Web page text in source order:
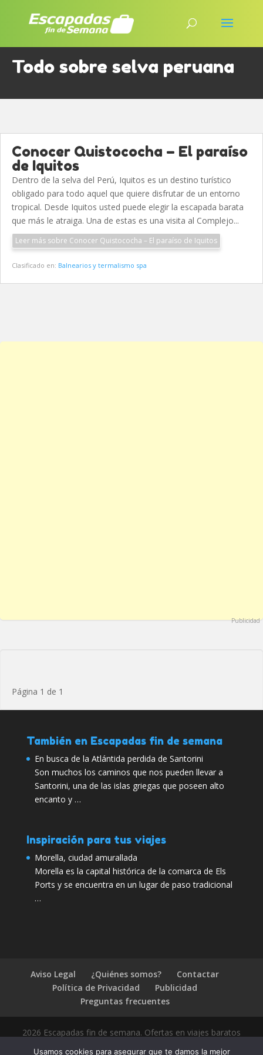
Todo sobre selva peruana
Conocer Quistococha – El paraíso
de Iquitos
Dentro de la selva del Perú, Iquitos es un destino turístico
obligado para todo aquel que quiere disfrutar de un entorno
tropical. Desde Iquitos usted puede elegir la escapada barata
que más le atraiga. Una de estas es una visita al Complejo...
Leer más sobre Conocer Quistococha – El paraíso de Iquitos
Clasificado en: Balnearios y termalismo spa
Publicidad
Página 1 de 1
También en Escapadas fin de semana
En busca de la Atlántida perdida de Santorini
Son muchos los caminos que nos pueden llevar a
Santorini, una de las islas griegas que poseen alto
encanto y …
Inspiración para tus viajes
Morella, ciudad amurallada
Morella es la capital histórica de la comarca de Els
Ports y se encuentra en un lugar de paso tradicional
…
Aviso Legal ¿Quiénes somos?
Contactar
Política de Privacidad
Publicidad
Preguntas frecuentes
2026 Escapadas fin de semana. Ofertas en viajes baratos
Usamos cookies para asegurar que te damos la mejor